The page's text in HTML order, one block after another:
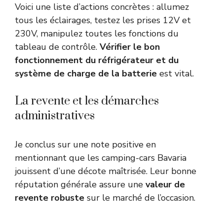
Voici une liste d’actions concrètes : allumez
tous les éclairages, testez les prises 12V et
230V, manipulez toutes les fonctions du
tableau de contrôle. Vérifier le bon
fonctionnement du réfrigérateur et du
système de charge de la batterie est vital.
La revente et les démarches
administratives
Je conclus sur une note positive en
mentionnant que les camping-cars Bavaria
jouissent d’une décote maîtrisée. Leur bonne
réputation générale assure une valeur de
revente robuste sur le marché de l’occasion.